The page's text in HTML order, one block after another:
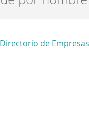
Directorio de Empresas